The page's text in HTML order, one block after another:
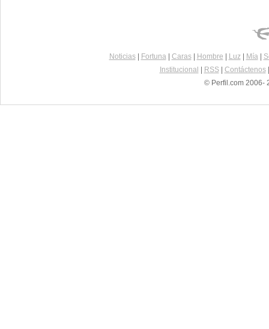
Noticias| Fortuna| Caras| Hombre Luz| Mía|
Institucional
RSS| Contáctenos
© Perfil.com 2006-